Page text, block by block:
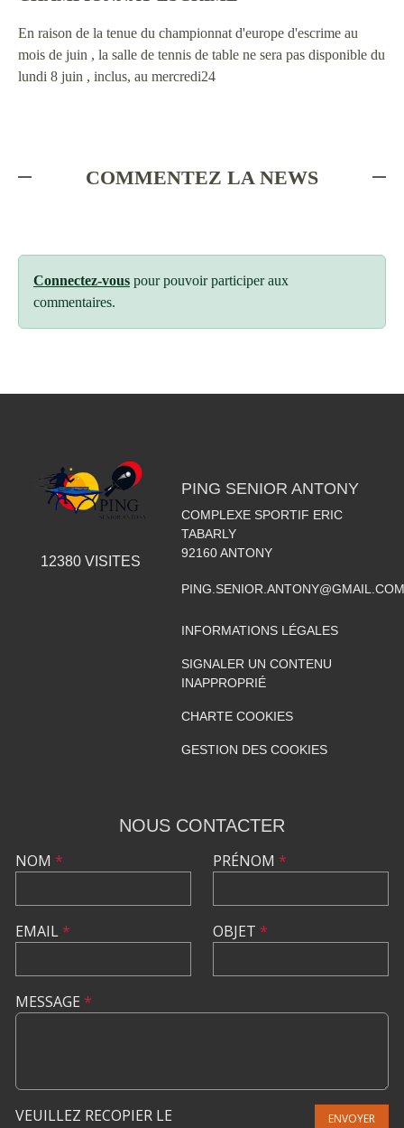
En raison de la tenue du championnat d'europe d'escrime au
mois de juin , la salle de tennis de table ne sera pas disponible du
lundi 8 juin , inclus, au mercredi24
COMMENTEZ LA NEWS
Connectez-vous pour pouvoir participer aux
commentaires.
12380VISITES
PING SENIOR ANTONY
COMPLEXE SPORTIF ERIC
TABARLY
92160 ANTONY
PING.SENIOR.ANTONY@GMAIL.COM
INFORMATIONS LÉGALES
SIGNALER UN CONTENU
INAPPROPRIÉ
CHARTE COOKIES
GESTION DES COOKIES
NOUS CONTACTER
NOM *
EMAIL*
PRÉNOM *
OBJET *
MESSAGE *
VEUILLEZ RECOPIER LE
ENVOYER